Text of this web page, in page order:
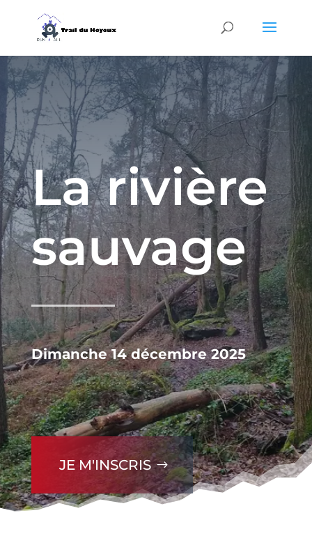
La rivière
sauvage
Dimanche 14 décembre 2025
JE M'INSCRIS